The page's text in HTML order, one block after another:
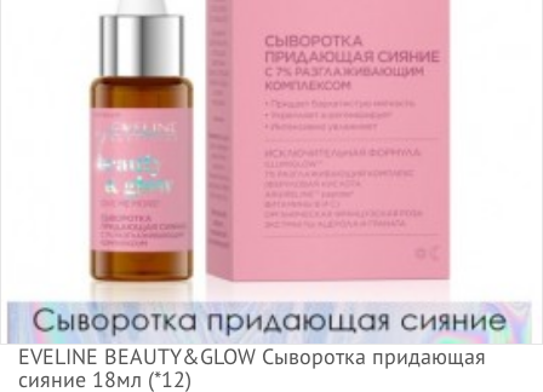
EVELINE BEAUTY&GLOW Сыворотка придающая
сияние 18мл (*12)